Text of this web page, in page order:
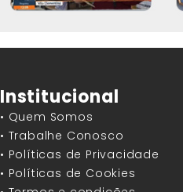
Institucional
• Quem Somos
• Trabalhe Conosco
• Políticas de Privacidade
• Políticas de Cookies